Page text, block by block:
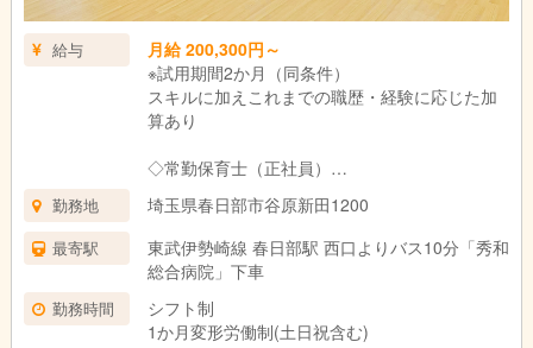
給与
月給 200,300円～
※試用期間2か月（同条件）
スキルに加えこれまでの職歴・経験に応じた加
算あり
◇常勤保育士（正社員）
【月給例】
2年未満 基本給185,300円＋資格手当15,000円
／計200,300円
2年以上 基本給190,300円＋資格手当15,000円
／計205,300円
5年以上 基本給193,300円＋資格手当20,000円
／計213,300円
勤務地 埼玉県春日部市谷原新田1200
最寄駅
東武伊勢崎線 春日部駅 西口よりバス10分「秀和
総合病院」下車
勤務時間
シフト制
1か月変形労働制(土日祝含む)